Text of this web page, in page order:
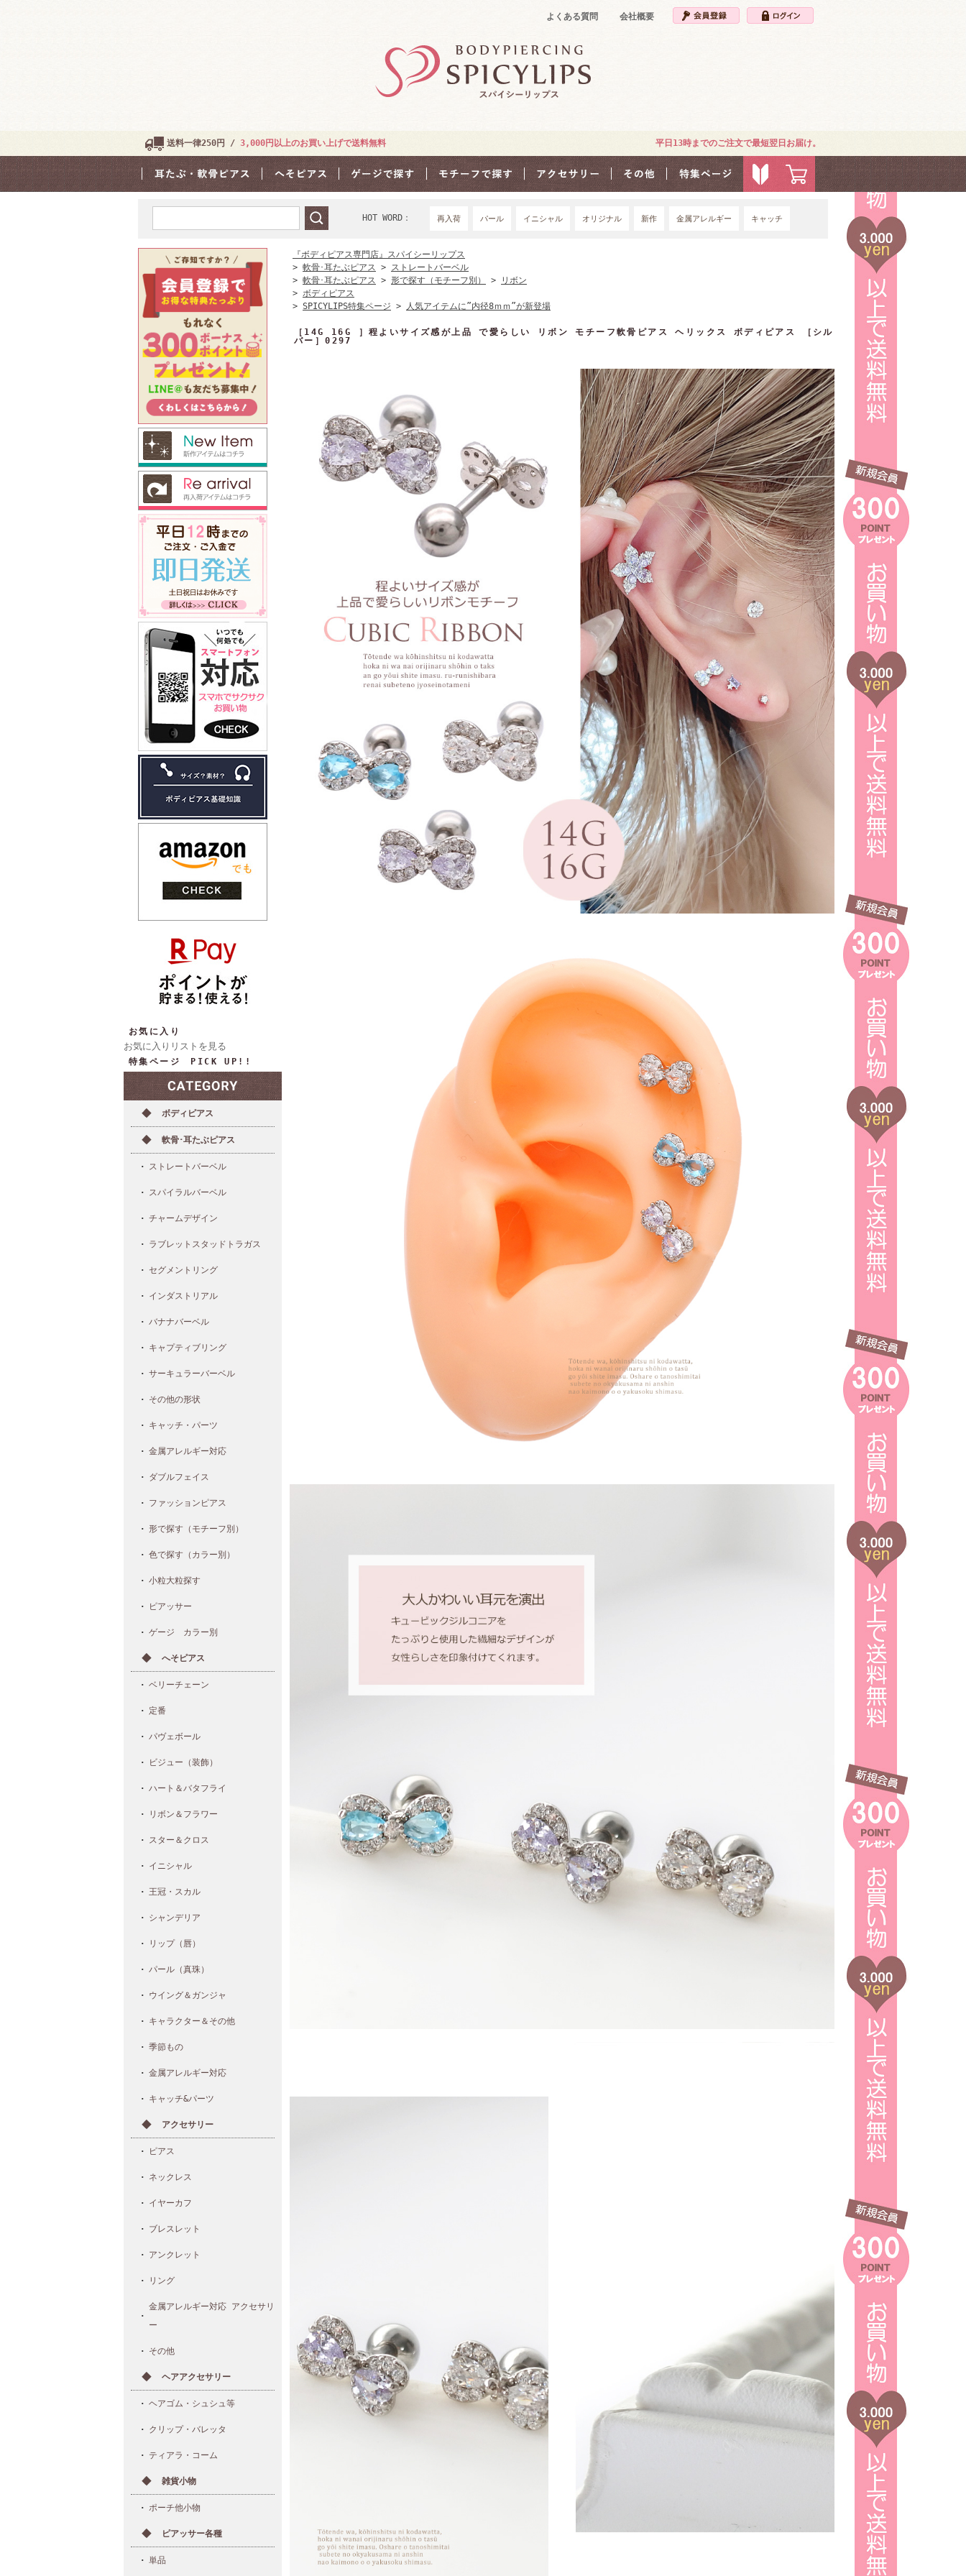
よくある質問 会社概要
送料一律250円 / 3,000円以上のお買い上げで送料無料 平日13時までのご注文で最短翌日お届け。
HOT WORD： 再入荷 パール イニシャル オリジナル 新作 金属アレルギー キャッチ
お気に入り
お気に入りリストを見る
特集ページ PICK UP!!
ボディピアス
軟骨･耳たぶピアス
ストレートバーベル
スパイラルバーベル
チャームデザイン
ラブレットスタッドトラガス
セグメントリング
インダストリアル
バナナバーベル
キャプティブリング
サーキュラーバーベル
その他の形状
キャッチ・パーツ
金属アレルギー対応
ダブルフェイス
ファッションピアス
形で探す（モチーフ別）
色で探す（カラー別）
小粒大粒探す
ピアッサー
ゲージ カラー別
へそピアス
ベリーチェーン
定番
パヴェボール
ビジュー（装飾）
ハート＆バタフライ
リボン＆フラワー
スター＆クロス
イニシャル
王冠・スカル
シャンデリア
リップ（唇）
パール（真珠）
ウイング＆ガンジャ
キャラクター＆その他
季節もの
金属アレルギー対応
キャッチ&パーツ
アクセサリー
ピアス
ネックレス
イヤーカフ
ブレスレット
アンクレット
リング
金属アレルギー対応 アクセサリ
ー
その他
ヘアアクセサリー
ヘアゴム・シュシュ等
クリップ・バレッタ
ティアラ・コーム
雑貨小物
ポーチ他小物
ピアッサー各種
単品
『ボディピアス専門店』スパイシーリップス
> 軟骨･耳たぶピアス > ストレートバーベル
> 軟骨･耳たぶピアス > 形で探す（モチーフ別） >
リボン
> ボディピアス
> SPICYLIPS特集ページ > 人気アイテムに”内径8ｍｍ”が新登場
［14G 16G ］程よいサイズ感が上品 で愛らしい リボン モチーフ軟骨ピアス ヘリックス ボディピアス ［シル
バー］0297